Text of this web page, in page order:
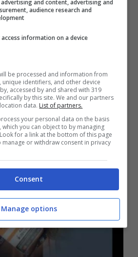
per tutto l’amatissimo
advertising and content, advertising and
audience research and
information on a device
be processed and information from
unique identifiers, and other device
accessed by and shared with 319
by this site. We and our partners
data. List of partners.
your personal data on the basis
you can object to by managing
for a link at the bottom of this page
manage or withdraw consent in privacy
Consent
Manage options